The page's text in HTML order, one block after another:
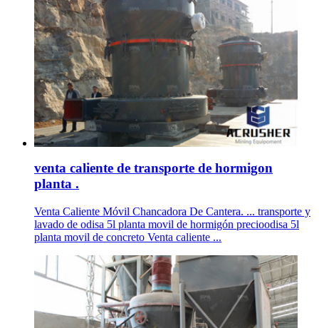
venta caliente de transporte de hormigon
planta .
Venta Caliente Móvil Chancadora De Cantera. ... transporte y
lavado de odisa 5l planta movil de hormigón precioodisa 5l
planta movil de concreto Venta caliente ...